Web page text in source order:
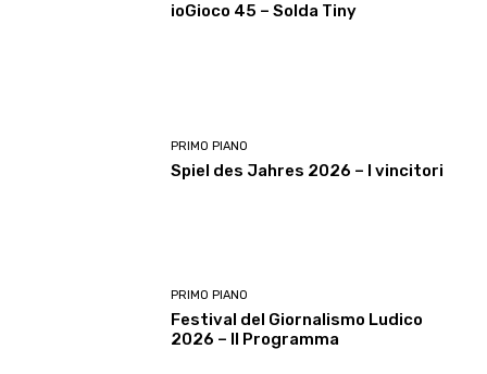
ioGioco 45 – Solda Tiny
PRIMO PIANO
Spiel des Jahres 2026 – I vincitori
PRIMO PIANO
Festival del Giornalismo Ludico
2026 – Il Programma